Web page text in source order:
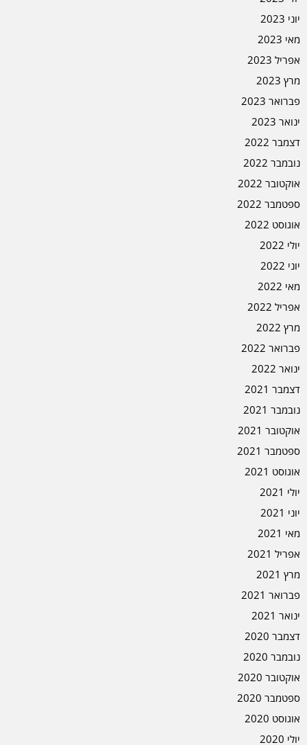
יוני 2023
מאי 2023
אפריל 2023
מרץ 2023
פברואר 2023
ינואר 2023
דצמבר 2022
נובמבר 2022
אוקטובר 2022
ספטמבר 2022
אוגוסט 2022
יולי 2022
יוני 2022
מאי 2022
אפריל 2022
מרץ 2022
פברואר 2022
ינואר 2022
דצמבר 2021
נובמבר 2021
אוקטובר 2021
ספטמבר 2021
אוגוסט 2021
יולי 2021
יוני 2021
מאי 2021
אפריל 2021
מרץ 2021
פברואר 2021
ינואר 2021
דצמבר 2020
נובמבר 2020
אוקטובר 2020
ספטמבר 2020
אוגוסט 2020
יולי 2020